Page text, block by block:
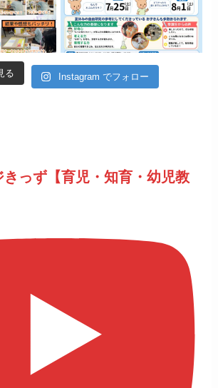
る Instagram でフォロー
っず【育児・知育・幼児教